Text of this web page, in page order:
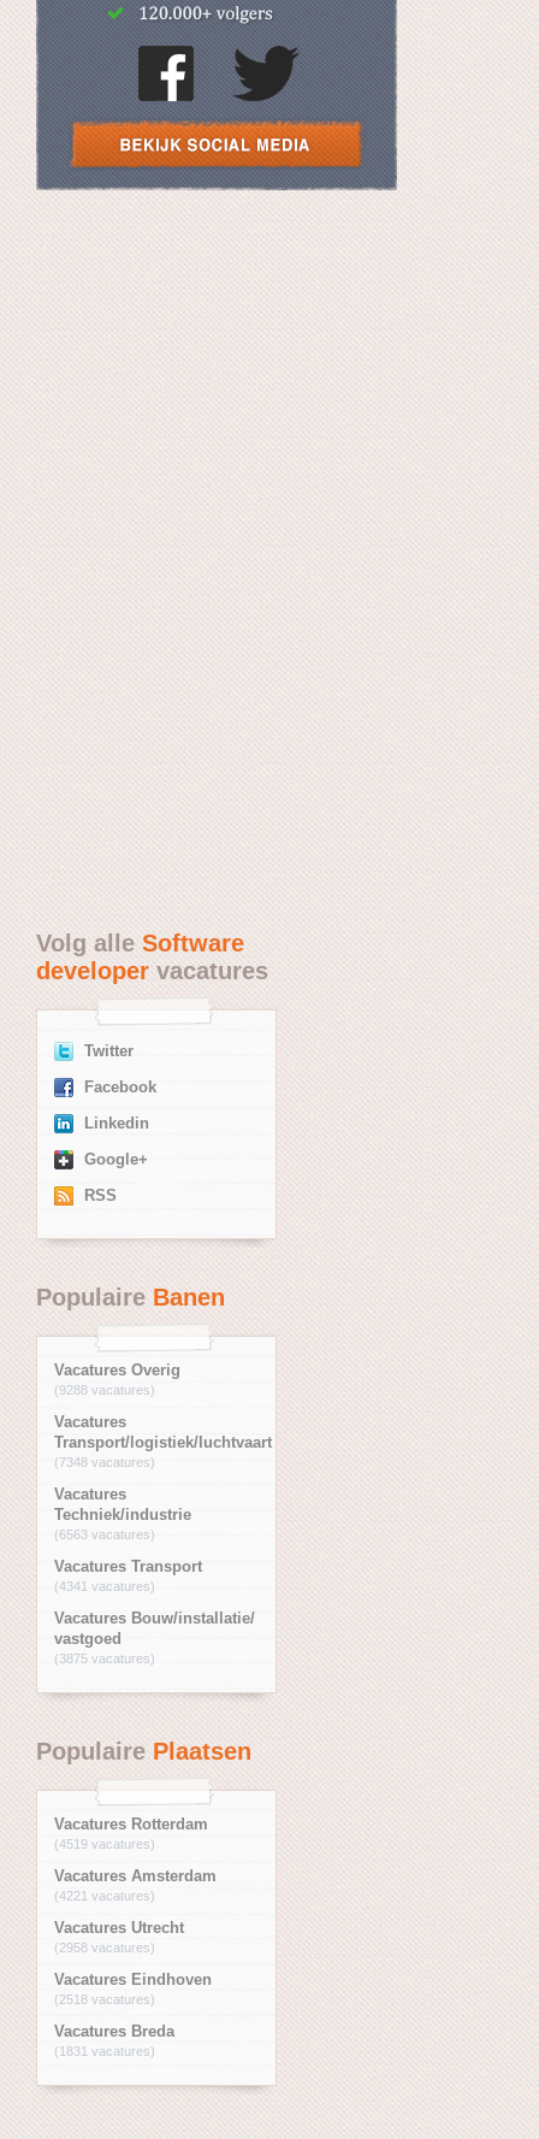
Volg alle Software
developervacatures
Twitter
Facebook
Linkedin
Google+
RSS
PopulaireBanen
Vacatures Overig
(9288 vacatures)
Vacatures
Transport/logistiek/luchtvaart
(7348 vacatures)
Vacatures
Techniek/industrie
(6563 vacatures)
Vacatures Transport
(4341 vacatures)
Vacatures Bouw/installatie/
vastgoed
(3875 vacatures)
PopulairePlaatsen
Vacatures Rotterdam
(4519 vacatures)
Vacatures Amsterdam
(4221 vacatures)
Vacatures Utrecht
(2958 vacatures)
Vacatures Eindhoven
(2518 vacatures)
Vacatures Breda
(1831 vacatures)